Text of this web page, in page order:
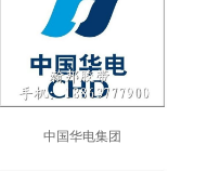
中国华电集团